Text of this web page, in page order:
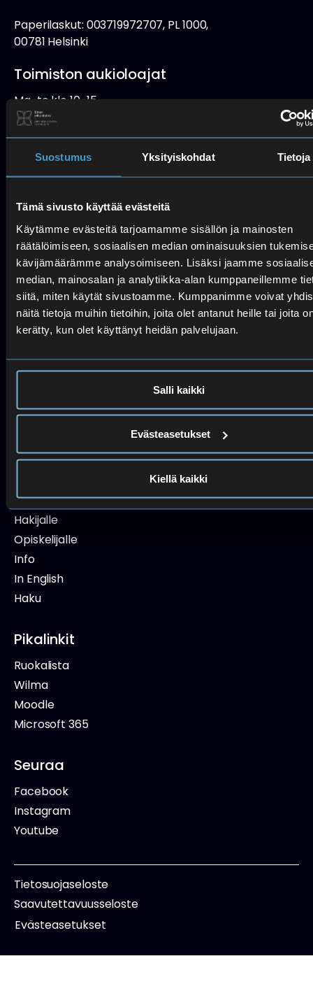
Suostumus Yksityiskohdat Tietoja
Tämä sivusto käyttää evästeitä
Käytämme evästeitä tarjoamamme sisällön ja mainosten
räätälöimiseen, sosiaalisen median ominaisuuksien
kävijämäärämme analysoimiseen. Lisäksi jaamme
median, mainosalan ja analytiikka-alan kumppaneillemme
siitä, miten käytät sivustoamme. Kumppanimme voivat
näitä tietoja muihin tietoihin, joita olet antanut heille tai joita
kerätty, kun olet käyttänyt heidän palvelujaan.
Salli kaikki
Evästeasetukset
Kiellä kaikki
Paperilaskut: 003719972707, PL 1000,
00781 Helsinki
Toimiston aukioloajat
Ma-to klo 10-15
Pe (etä: puhelin/sähköposti)
Poikkeusaukioloajat kesällä:
Suljettu 22.6.–24.7.2026
Palvelemme vain etänä 27.7.–31.7.2026
Avaamme normaalisti ma 3.8.2026
Lukio
Lukio
09 4542 270
050 417 6945
Suomen kurssit
Etusivu
Hakijalle
Opiskelijalle
Info
In English
Haku
Pikalinkit
Ruokalista
Wilma
Moodle
Microsoft 365
Seuraa
Facebook
Instagram
Youtube
Tietosuojaseloste
Saavutettavuusseloste
Evästeasetukset